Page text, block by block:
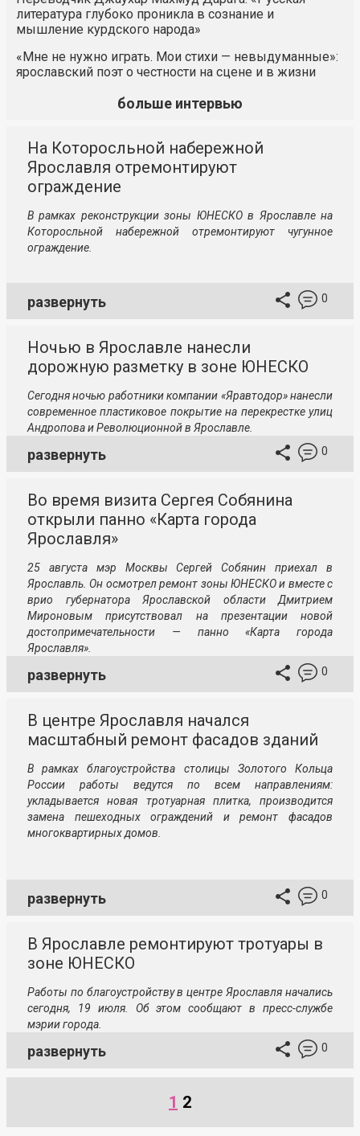
литература глубоко проникла в сознание и
мышление курдского народа»
«Мне не нужно играть. Мои стихи — невыдуманные»:
ярославский поэт о честности на сцене и в жизни
больше интервью
На Которосльной набережной
Ярославля отремонтируют
ограждение
В рамках реконструкции зоны ЮНЕСКО в Ярославле на
Которосльной набережной отремонтируют чугунное
ограждение.
развернуть 0
Ночью в Ярославле нанесли
дорожную разметку в зоне ЮНЕСКО
Сегодня ночью работники компании «Яравтодор» нанесли
современное пластиковое покрытие на перекрестке улиц
Андропова и Революционной в Ярославле.
развернуть 0
Во время визита Сергея Собянина
открыли панно «Карта города
Ярославля»
25 августа мэр Москвы Сергей Собянин приехал в
Ярославль. Он осмотрел ремонт зоны ЮНЕСКО и вместе с
врио губернатора Ярославской области Дмитрием
Мироновым присутствовал на презентации новой
достопримечательности — панно «Карта города
Ярославля».
развернуть 0
В центре Ярославля начался
масштабный ремонт фасадов зданий
В рамках благоустройства столицы Золотого Кольца
России работы ведутся по всем направлениям:
укладывается новая тротуарная плитка, производится
замена пешеходных ограждений и ремонт фасадов
многоквартирных домов.
развернуть 0
В Ярославле ремонтируют тротуары в
зоне ЮНЕСКО
Работы по благоустройству в центре Ярославля начались
сегодня, 19 июля. Об этом сообщают в пресс-службе
мэрии города.
развернуть 0
1 2